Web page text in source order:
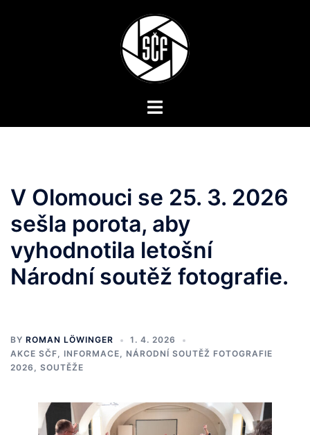
Toggle
V Olomouci se 25. 3. 2026
sešla porota, aby
vyhodnotila letošní
Národní soutěž fotografie.
BY ROMAN LÖWINGER
1. 4. 2026
AKCE SČF, INFORMACE, NÁRODNÍ SOUTĚŽ FOTOGRAFIE
2026 , SOUTĚŽE